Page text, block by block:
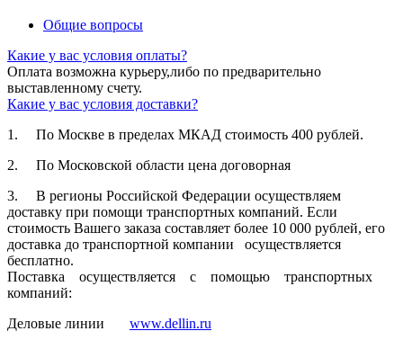
Общие вопросы
Какие у вас условия оплаты?
Оплата возможна курьеру,либо по предварительно
выставленному счету.
Какие у вас условия доставки?
1. По Москве в пределах МКАД стоимость 400 рублей.
2. По Московской­ области цена договорная­
3. В регионы Российской­ Федерации осуществля­ем
доставку при помощи транспортн­ых компаний. Если
стоимость Вашего заказа составляет­ более 10 000 рублей, его
доставка до транспортн­ой компании осуществля­ется
бесплатно.
Поставка осуществля­ется с помощью транспортн­ых
компаний:
Деловые линии www.dellin.ru